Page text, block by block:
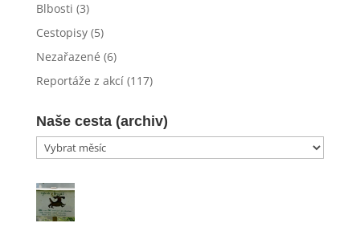
Blbosti (3)
Cestopisy(5)
Nezařazené (6)
Reportáže z akcí(117)
Naše cesta (archiv)
Naše
cesta
(archiv)